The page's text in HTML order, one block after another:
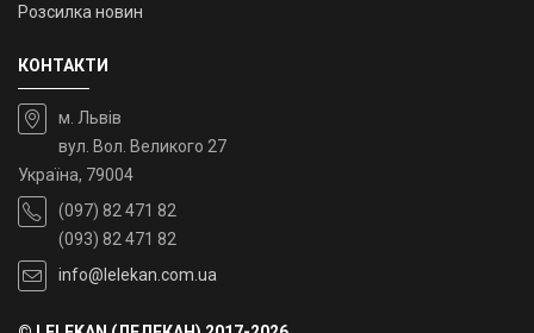
Розсилка новин
КОНТАКТИ
м. Львів
вул. Вол. Великого 27
Україна, 79004
(097) 82 471 82
(093) 82 471 82
info@lelekan.com.ua